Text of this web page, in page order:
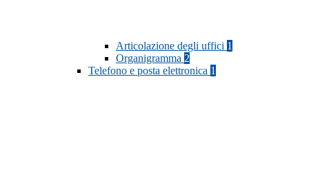
Articolazione degli uffici 1
Organigramma 2
Telefono e posta elettronica 1